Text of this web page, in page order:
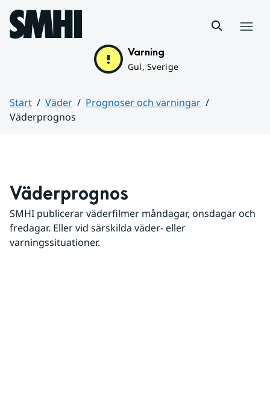
Hoppa till sidans innehåll
Varning
Gul, Sverige
Start Väder
Prognoser och varningar
Väderprognos
Väderprognos
SMHI publicerar väderfilmer måndagar, onsdagar och
fredagar. Eller vid särskilda väder- eller
varningssituationer.